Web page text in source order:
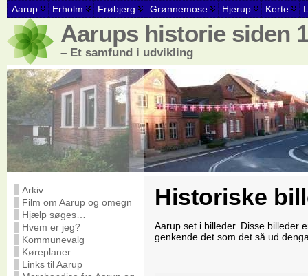
Aarup Erholm Frøbjerg Grønnemose Hjerup Kerte
Aarups historie siden
– Et samfund i udvikling
Arkiv
Film om Aarup og omegn
Hjælp søges…
Hvem er jeg?
Kommunevalg
Køreplaner
Links til Aarup
Historiske
Aarup set i billeder. Disse billeder
genkende det som det så ud